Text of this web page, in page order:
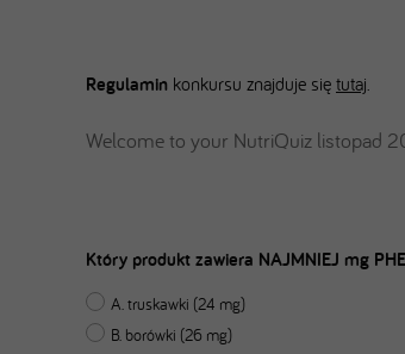
Regulamin konkursu znajduje się tutaj.
Welcome to your NutriQuiz listopad
Który produkt zawiera NAJMNIEJ mg
A. truskawki (24 mg)
B. borówki (26 mg)